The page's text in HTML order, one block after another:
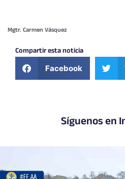
Mgtr. Carmen Vásquez
Compartir esta noticia
Facebook
Síguenos en